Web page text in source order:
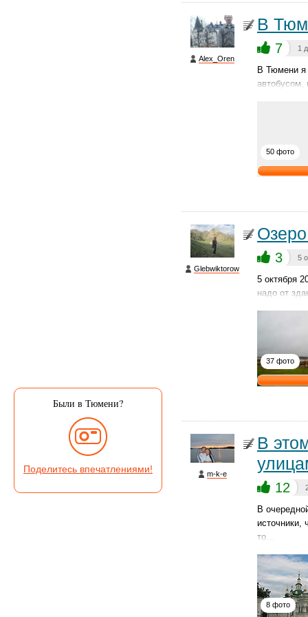
Были в Тюмени?
Поделитесь впечатлениями!
Alex_Oren
В
7 1
В Тюмени я
50 фото
Glebwiktorow
3 5
5 октября
надо от
37 фото
m-k-e
В
12
В
источники,
то…
8 фото